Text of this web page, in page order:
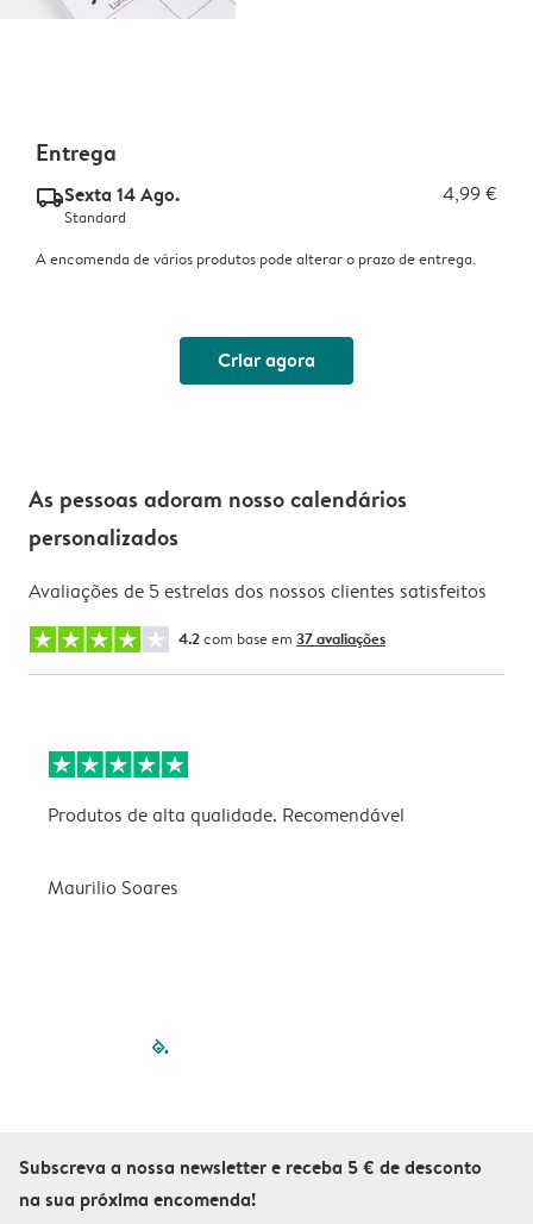
Entrega
delivery_standard_v2Sexta 14 Ago. 4,99 €
Standard
A encomenda de vários produtos pode alterar o prazo de entrega.
Criar agora
As pessoas adoram nosso calendários
personalizados
Avaliações de 5 estrelas dos nossos clientes satisfeitos
4.2com base em 37 avaliações
Produtos de alta qualidade. Recomendável
Maurilio Soares
filled-pagination
Subscreva a nossa newsletter e receba 5 € de desconto
na sua próxima encomenda!